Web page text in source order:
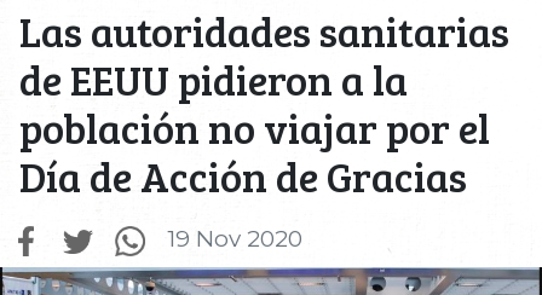
Las autoridades sanitarias
de EEUU pidieron a la
población no viajar por el
Día de Acción de Gracias
19 Nov 2020